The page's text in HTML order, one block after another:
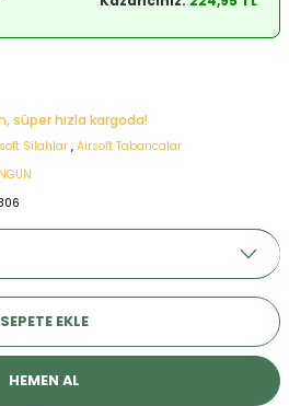
süper hızla kargoda!
Silahlar , Airsoft Tabancalar
SEPETE EKLE
HEMEN AL